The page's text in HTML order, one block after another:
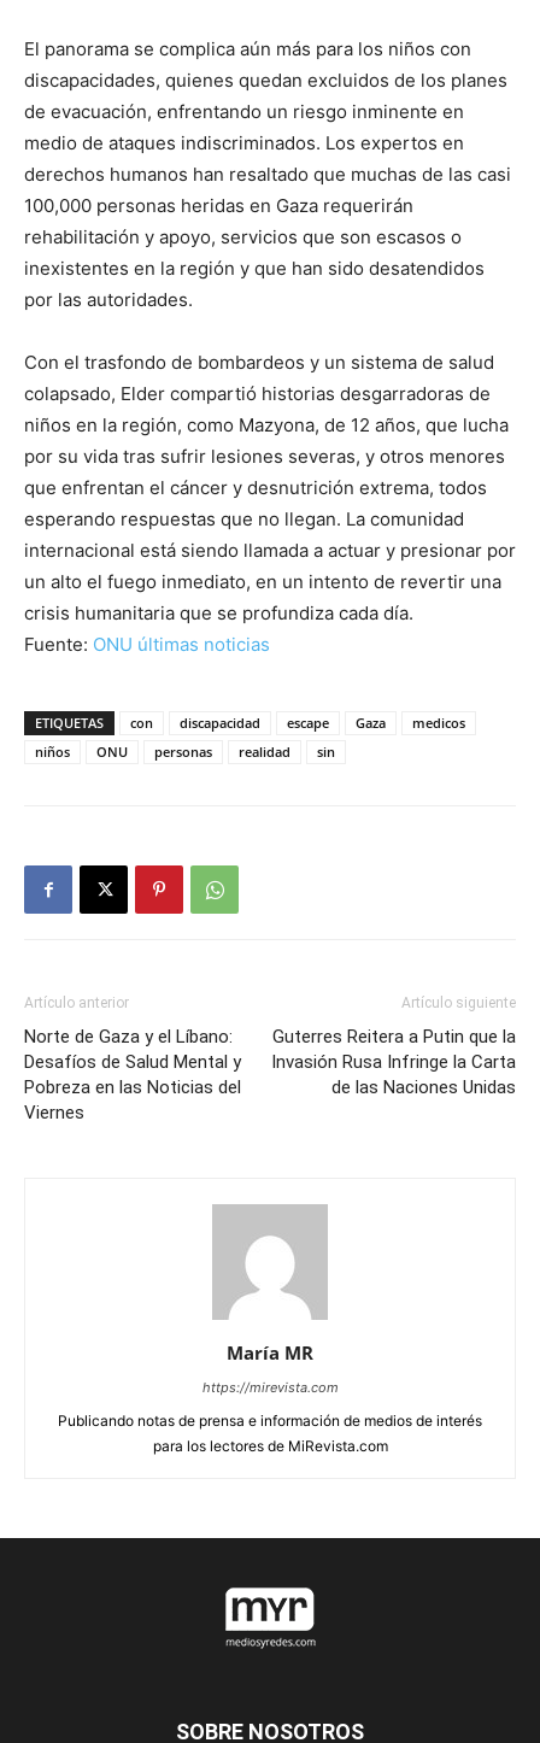
El panorama se complica aún más para los niños con
discapacidades, quienes quedan excluidos de los planes
de evacuación, enfrentando un riesgo inminente en
medio de ataques indiscriminados. Los expertos en
derechos humanos han resaltado que muchas de las casi
100,000 personas heridas en Gaza requerirán
rehabilitación y apoyo, servicios que son escasos o
inexistentes en la región y que han sido desatendidos
por las autoridades.
Con el trasfondo de bombardeos y un sistema de salud
colapsado, Elder compartió historias desgarradoras de
niños en la región, como Mazyona, de 12 años, que lucha
por su vida tras sufrir lesiones severas, y otros menores
que enfrentan el cáncer y desnutrición extrema, todos
esperando respuestas que no llegan. La comunidad
internacional está siendo llamada a actuar y presionar por
un alto el fuego inmediato, en un intento de revertir una
crisis humanitaria que se profundiza cada día.
Fuente: ONU últimas noticias
ETIQUETAS con discapacidad escape Gaza
medicos
niños
ONU personas realidad sin
Artículo anterior
Norte de Gaza y el Líbano:
Desafíos de Salud Mental y
Pobreza en las Noticias del
Viernes
Artículo siguiente
Guterres Reitera a Putin que la
Invasión Rusa Infringe la Carta
de las Naciones Unidas
María MR
https://mirevista.com
Publicando notas de prensa e información de medios de interés
para los lectores de MiRevista.com
SOBRE NOSOTROS